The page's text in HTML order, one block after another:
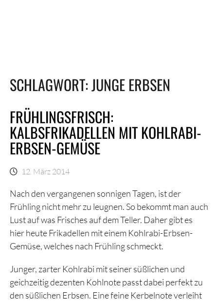
SCHLAGWORT:JUNGE ERBSEN
FRÜHLINGSFRISCH:
KALBSFRIKADELLEN MIT KOHLRABI-
ERBSEN-GEMÜSE
12. März 2014
Nach den vergangenen sonnigen Tagen, ist der
Frühling nicht mehr zu leugnen. So bekommt man auch
Lust auf was Frisches auf dem Teller. Daher gibt es
hier heute Frikadellen mit einem Kohlrabi-Erbsen-
Gemüse, welches nach Frühling schmeckt.
Junger, zarter Kohlrabi mit seiner süßlichen und
geichzeitig dezenten Kohlnote passt dabei perfekt zu
den süßlichen Erbsen. Eine feine Kerbelnote verleiht